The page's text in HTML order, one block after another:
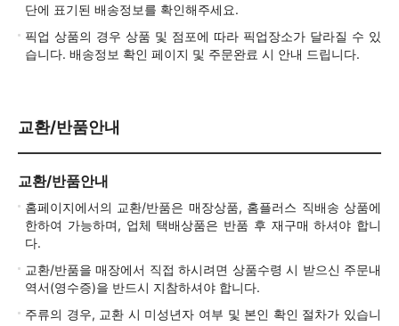
단에 표기된 배송정보를 확인해주세요.
픽업 상품의 경우 상품 및 점포에 따라 픽업장소가 달라질 수 있
습니다. 배송정보 확인 페이지 및 주문완료 시 안내 드립니다.
교환/반품안내
교환/반품안내
홈페이지에서의 교환/반품은 매장상품, 홈플러스 직배송 상품에
한하여 가능하며, 업체 택배상품은 반품 후 재구매 하셔야 합니
다.
교환/반품을 매장에서 직접 하시려면 상품수령 시 받으신 주문내
역서(영수증)을 반드시 지참하셔야 합니다.
주류의 경우, 교환 시 미성년자 여부 및 본인 확인 절차가 있습니